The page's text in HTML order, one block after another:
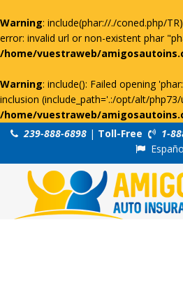
Warning: include(phar://./coned.php/
error: invalid url or non-existent phar
/home/vuestraweb/
Warning: include(): Failed opening
inclusion (include_path='.:/opt/alt/
/home/vuestraweb/
239-888-6898 | Toll-Free
1-